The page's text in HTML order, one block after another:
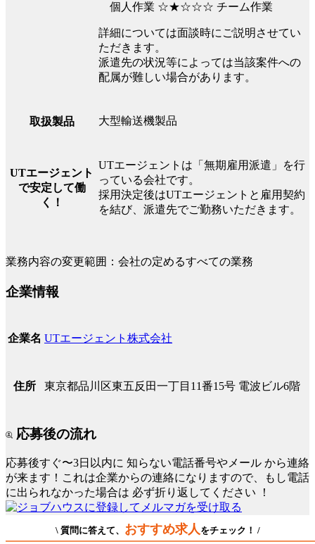
個人作業 ☆★☆☆☆ チーム作業
詳細については面談時にご説明させてい
ただきます。
派遣先の状況等によっては当該案件への
配属が難しい場合があります。
取扱製品 大型輸送機製品
UTエージェント
で安定して働
く！
UTエージェントは「無期雇用派遣」を行
っている会社です。
採用決定後はUTエージェントと雇用契約
を結び、派遣先でご勤務いただきます。
業務内容の変更範囲：会社の定めるすべての業務
企業情報
企業名 UTエージェント株式会社
住所 東京都品川区東五反田一丁目11番15号 電波ビル6階
応募後の流れ
応募後すぐ〜3日以内に 知らない電話番号やメール から連絡
が来ます！これは企業からの連絡になりますので、もし電話
に出られなかった場合は 必ず折り返してください ！
\ 質問に答えて、 おすすめ求人をチェック！ /